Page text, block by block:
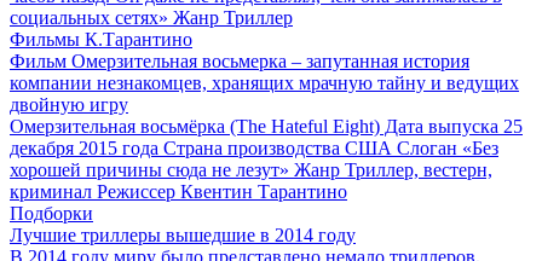
социальных сетях» Жанр Триллер
Фильмы К.Тарантино
Фильм Омерзительная восьмерка – запутанная история
компании незнакомцев, хранящих мрачную тайну и ведущих
двойную игру
Омерзительная восьмёрка (The Hateful Eight) Дата выпуска 25
декабря 2015 года Страна производства США Слоган «Без
хорошей причины сюда не лезут» Жанр Триллер, вестерн,
криминал Режиссер Квентин Тарантино
Подборки
Лучшие триллеры вышедшие в 2014 году
В 2014 году миру было представлено немало триллеров,